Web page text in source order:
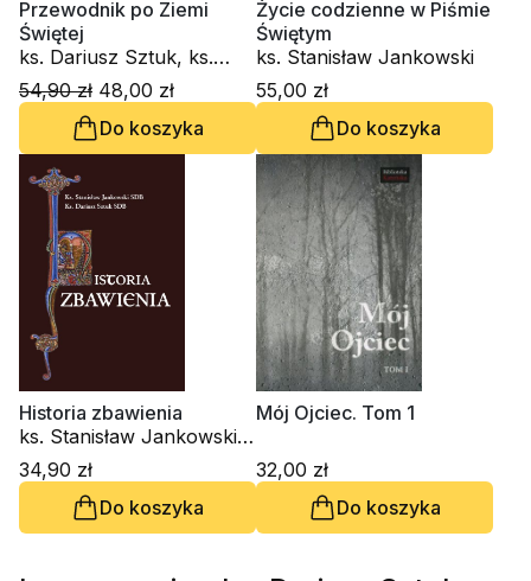
Przewodnik po Ziemi
Świętej
ks. Dariusz Sztuk, ks.
Stanisław Jankowski
54,90 zł 48,00 zł
Do koszyka
Życie codzienne w Piśmie
Świętym
ks. Stanisław Jankowski
55,00 zł
Do koszyka
Historia zbawienia
ks. Stanisław Jankowski,
ks. Dariusz Sztuk
34,90 zł
Do koszyka
Mój Ojciec. Tom 1
32,00 zł
Do koszyka